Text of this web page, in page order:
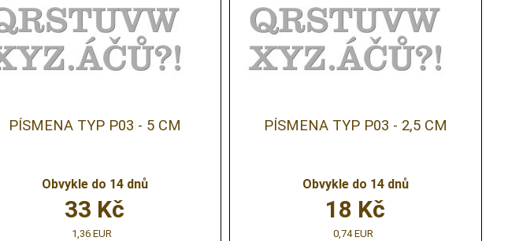
PÍSMENA TYP P03 - 5 CM
Obvykle do 14 dnů
33 Kč
1,36 EUR
PÍSMENA TYP P03 - 2,5 CM
Obvykle do 14 dnů
18 Kč
0,74 EUR